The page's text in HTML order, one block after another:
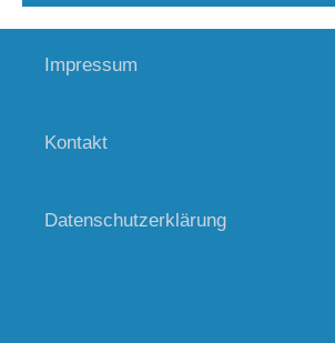
Impressum
Kontakt
Datenschutz­erklärung